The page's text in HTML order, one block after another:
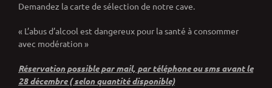
Demandez la carte de sélection de notre cave.
« L’abus d’alcool est dangereux pour la santé à consommer
avec modération »
Réservation possible par mail, par téléphone ou sms avant le
28 décembre ( selon quantité disponible)